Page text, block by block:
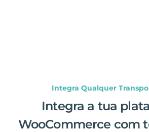
Integra Qualquer
Integra a tua
WooCommerce com